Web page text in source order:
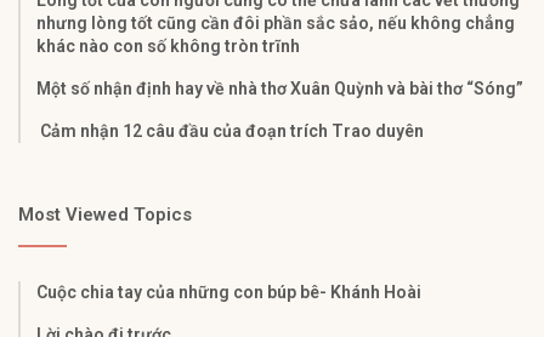
nhưng lòng tốt cũng cần đôi phần sắc sảo, nếu không chẳng
khác nào con số không tròn trĩnh
Một số nhận định hay về nhà thơ Xuân Quỳnh và bài thơ “Sóng”
Cảm nhận 12 câu đầu của đoạn trích Trao duyên
Most Viewed Topics
Cuộc chia tay của những con búp bê- Khánh Hoài